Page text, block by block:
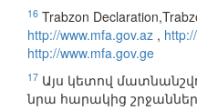
16 Trabzon
http://www.mfa.gov.az ,
http://www.mfa.gov.ge
17 Այս կետով
նրա հարակից